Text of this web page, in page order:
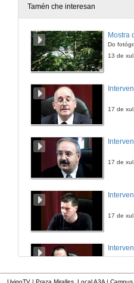
10 de
Tamén che interesan
Mostra
13 de
17 de
17 de
17 de
UvigoTV | Praza Miralles. Local A3A |